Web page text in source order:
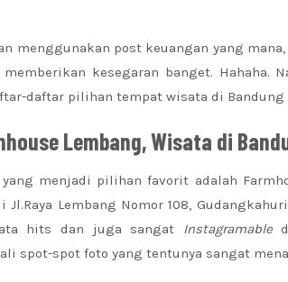
menggunakan post keuangan yang
kesegaran banget. Hahaha.
daftar pilihan tempat wisata di
Lembang, Wisata di
menjadi pilihan favorit adalah
Lembang Nomor 108,
hits dan juga sangat Instagramabledi
spot-spot foto yang tentunya sangat